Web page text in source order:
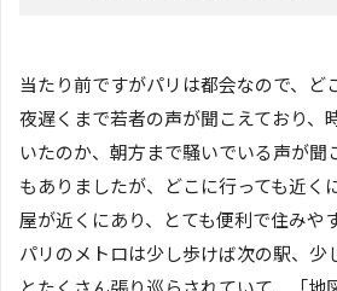
当たり前ですがパリは都会なので、ど
夜遅くまで若者の声が聞こえており、
いたのか、朝方まで騒いでいる声が聞
もありましたが、どこに行っても近く
屋が近くにあり、とても便利で住みや
パリのメトロは少し歩けば次の駅、少